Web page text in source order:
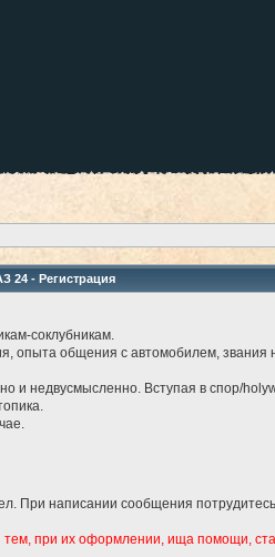
24 - Регистрация
соклубникам.
опыта общения с автомобилем,
и недвусмысленно. Вступая в спор/
написании сообщения
тем, при их оформлении, ища помощи,